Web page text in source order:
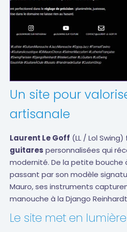
Un site pour
artisanale
Laurent Le Goff (LL / Lol
guitares personnalisées qui
modernité. De la petite bouche
passant par son modèle
Mauro, ses instruments
manouche à la Django
Le site met en